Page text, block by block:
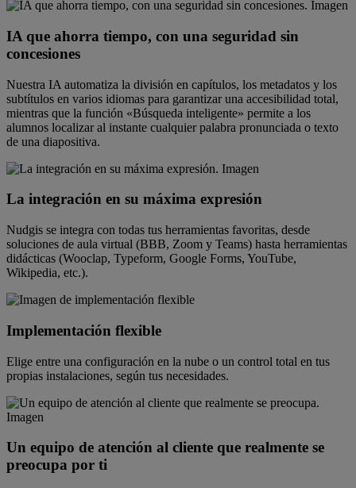
IA que ahorra tiempo, con una seguridad sin
concesiones
Nuestra IA automatiza la división en capítulos, los metadatos y los
subtítulos en varios idiomas para garantizar una accesibilidad total,
mientras que la función «Búsqueda inteligente» permite a los
alumnos localizar al instante cualquier palabra pronunciada o texto
de una diapositiva.
La integración en su máxima expresión
Nudgis se integra con todas tus herramientas favoritas, desde
soluciones de aula virtual (BBB, Zoom y Teams) hasta herramientas
didácticas (Wooclap, Typeform, Google Forms, YouTube,
Wikipedia, etc.).
Implementación flexible
Elige entre una configuración en la nube o un control total en tus
propias instalaciones, según tus necesidades.
Un equipo de atención al cliente que realmente se
preocupa por ti